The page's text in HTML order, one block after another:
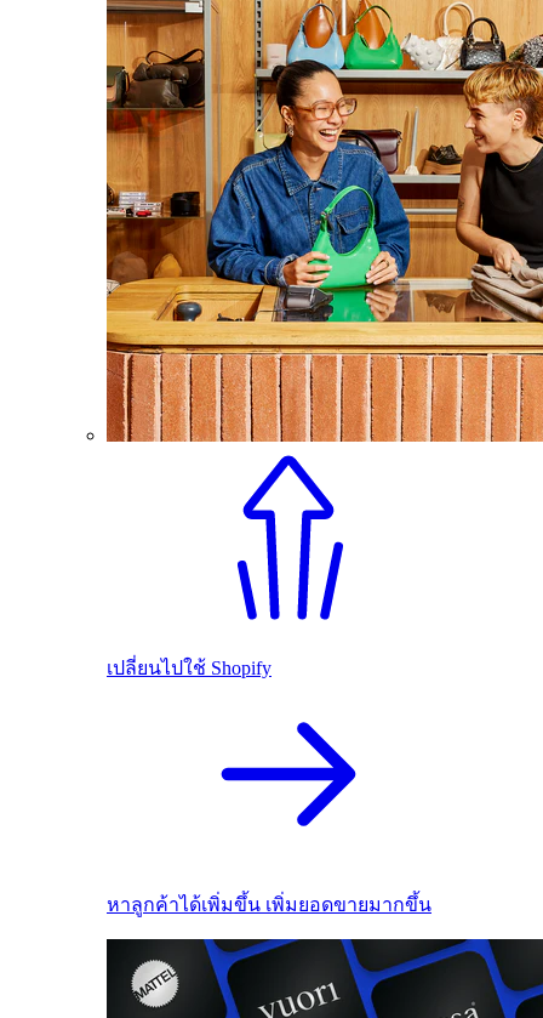
เปลี่ยนไปใช้ Shopify
หาลูกค้าได้เพิ่มขึ้น เพิ่มยอดขายมากขึ้น